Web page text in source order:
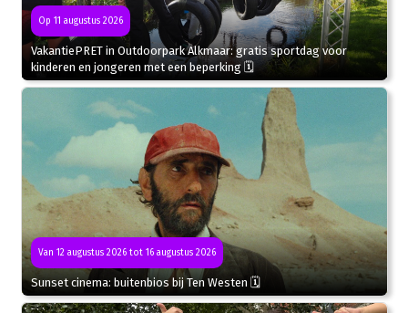
Op 11 augustus 2026
VakantiePRET in Outdoorpark Alkmaar: gratis sportdag voor
kinderen en jongeren met een beperking 🗓
Van 12 augustus 2026 tot 16 augustus 2026
Sunset cinema: buitenbios bij Ten Westen 🗓